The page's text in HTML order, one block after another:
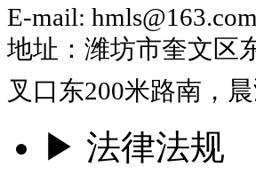
E-mail: hmls@163.com
地址：潍坊市奎文区
叉口东200米路南，
▶ 法律法规